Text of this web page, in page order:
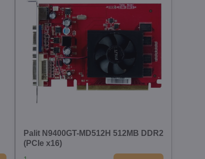
Palit N9400GT-MD512H 512MB DDR2
(PCIe x16)